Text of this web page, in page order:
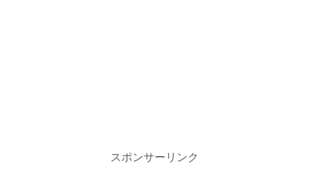
スポンサーリンク